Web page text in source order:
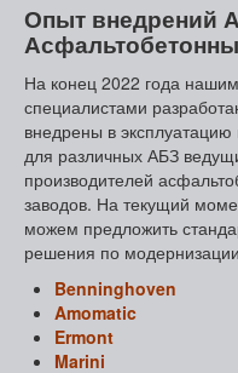
Опыт внедрений
На конец 2022 года
специалистами
внедрены в эксплуатацию
для различных АБЗ
производителей
заводов. На текущий
можем предложить
решения по
Benninghoven
Amomatic
Ermont
Marini